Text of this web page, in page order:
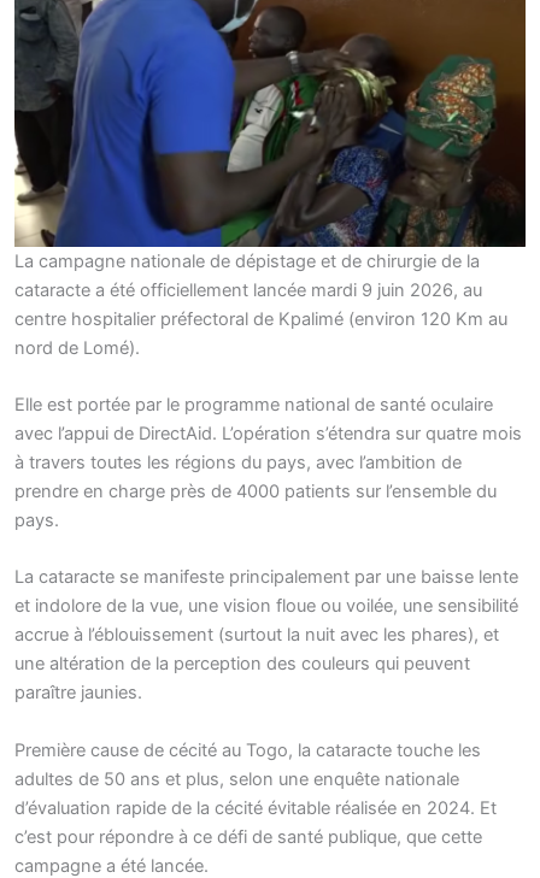
La campagne nationale de dépistage et de chirurgie de la
cataracte a été officiellement lancée mardi 9 juin 2026, au
centre hospitalier préfectoral de Kpalimé (environ 120 Km au
nord de Lomé).
Elle est portée par le programme national de santé oculaire
avec l’appui de DirectAid. L’opération s’étendra sur quatre mois
à travers toutes les régions du pays, avec l’ambition de
prendre en charge près de 4000 patients sur l’ensemble du
pays.
La cataracte se manifeste principalement par une baisse lente
et indolore de la vue, une vision floue ou voilée, une sensibilité
accrue à l’éblouissement (surtout la nuit avec les phares), et
une altération de la perception des couleurs qui peuvent
paraître jaunies.
Première cause de cécité au Togo, la cataracte touche les
adultes de 50 ans et plus, selon une enquête nationale
d’évaluation rapide de la cécité évitable réalisée en 2024. Et
c’est pour répondre à ce défi de santé publique, que cette
campagne a été lancée.